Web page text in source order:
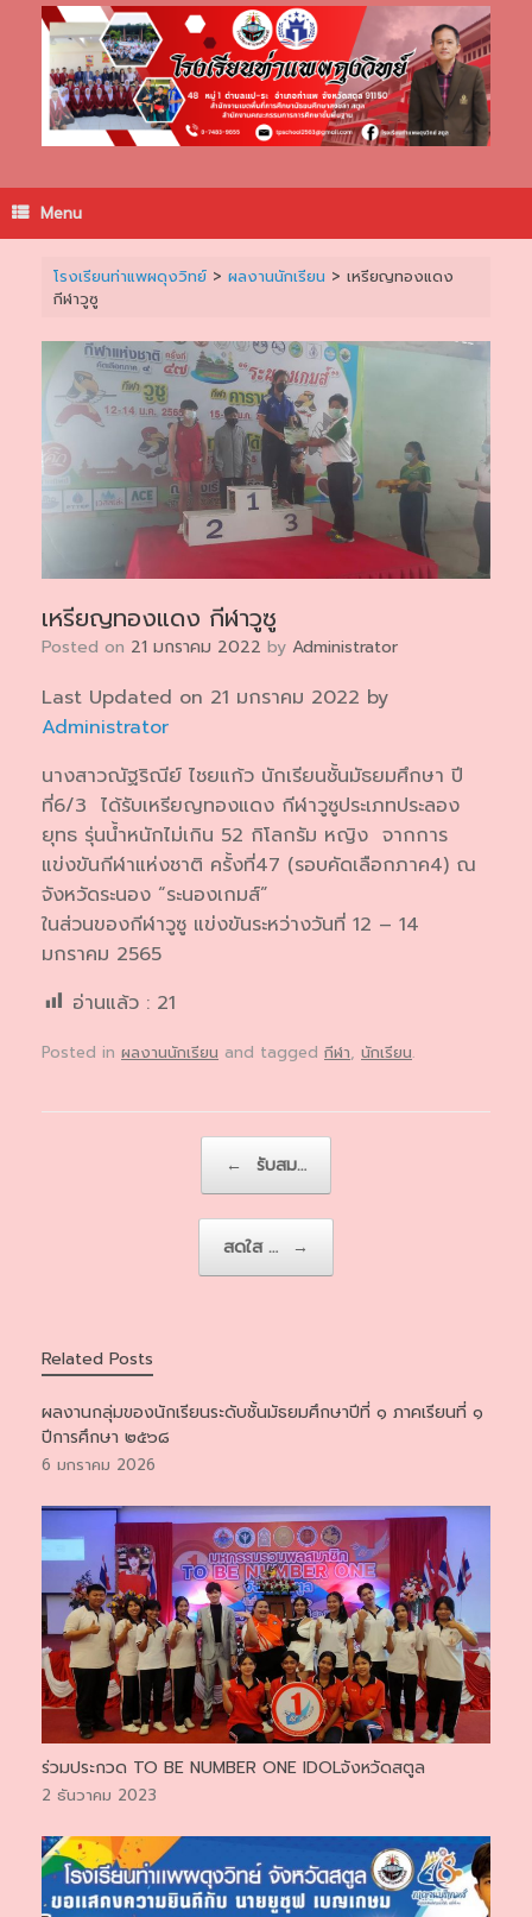
Menu
โรงเรียนท่าแพผดุงวิทย์> ผลงานนักเรียน > เหรียญทองแดง
กีฬาวูซู
เหรียญทองแดง กีฬาวูซู
Posted on 21 มกราคม 2022 by Administrator
Last Updated on 21 มกราคม 2022 by
Administrator
นางสาวณัฐริณีย์ ไชยแก้ว นักเรียนชั้นมัธยมศึกษา ปี
ที่6/3 ได้รับเหรียญทองแดง กีฬาวูซูประเภทประลอง
ยุทธ รุ่นน้ำหนักไม่เกิน 52 กิโลกรัม หญิง จากการ
แข่งขันกีฬาแห่งชาติ ครั้งที่47 (รอบคัดเลือกภาค4)​ ณ
จังหวัดระนอง “ระนองเกมส์”
ในส่วนของกีฬาวูซู แข่งขันระหว่างวันที่ 12 – 14
มกราคม 2565
อ่านแล้ว : 21
Posted in ผลงานนักเรียน and tagged กีฬา, นักเรียน.
← รับสม…
สดใส … →
Related Posts
ผลงานกลุ่มของนักเรียนระดับชั้นมัธยมศึกษาปีที่ ๑ ภาคเรียนที่ ๑
ปีการศึกษา ๒๕๖๘
6 มกราคม 2026
ร่วมประกวด TO BE NUMBER ONE IDOLจังหวัดสตูล
2 ธันวาคม 2023